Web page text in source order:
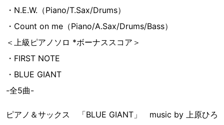
・N.E.W.（Piano/T.Sax/Drums）
・Count on me（Piano/A.Sax/Drums/Bass）
＜上級ピアノソロ *ボーナススコア＞
・FIRST NOTE
・BLUE GIANT
-全5曲-
ピアノ＆サックス 「BLUE GIANT」 music by 上原ひろ